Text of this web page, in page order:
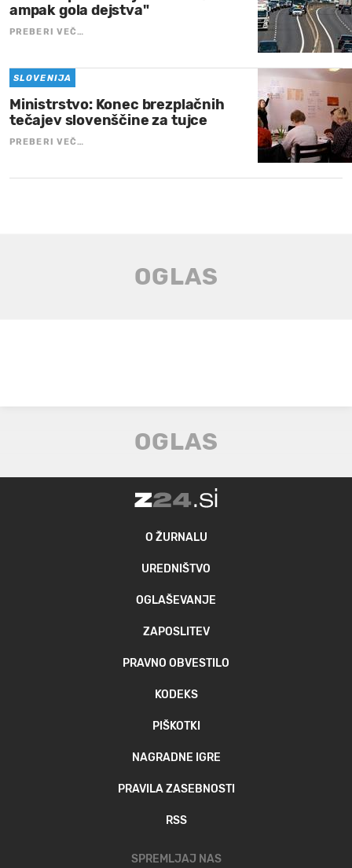
ampak gola dejstva"
PREBERI VEČ…
SLOVENIJA
Ministrstvo: Konec brezplačnih
tečajev slovenščine za tujce
PREBERI VEČ…
O ŽURNALU
UREDNIŠTVO
OGLAŠEVANJE
ZAPOSLITEV
PRAVNO OBVESTILO
KODEKS
PIŠKOTKI
NAGRADNE IGRE
PRAVILA ZASEBNOSTI
RSS
SPREMLJAJ NAS